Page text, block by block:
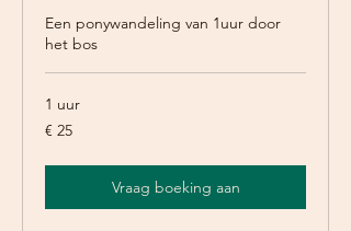
Een ponywandeling van 1uur door
het bos
1 uur
25
euro
€ 25
Vraag boeking aan